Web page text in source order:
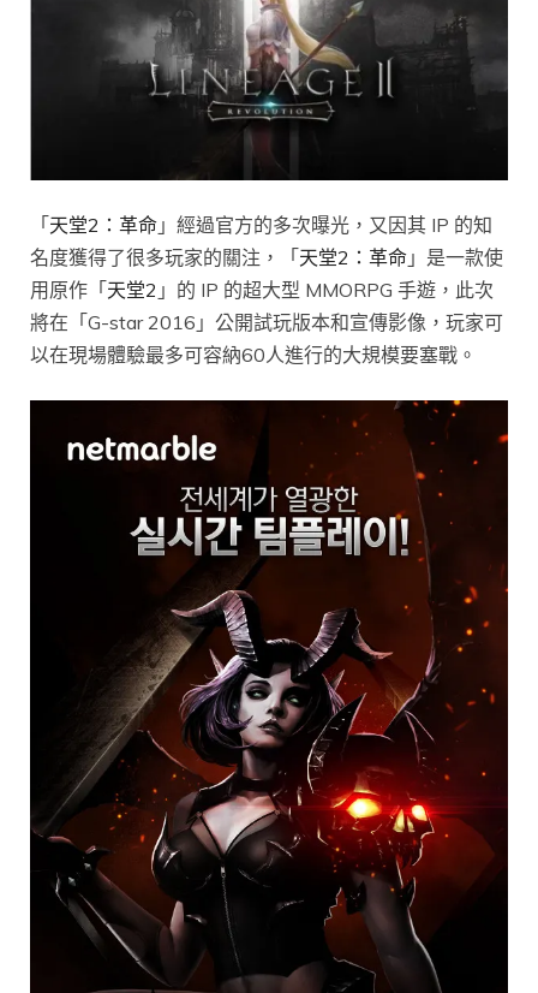
「天堂2：革命 」經過官方的多次曝光，又因其 IP 的知
名度獲得了很多玩家的關注，「天堂2：革命 」是一款使
用原作「天堂2 」的 IP 的超大型 MMORPG 手遊，此次
將在「G-star 2016」公開試玩版本和宣傳影像，玩家可
以在現場體驗最多可容納60人進行的大規模要塞戰。